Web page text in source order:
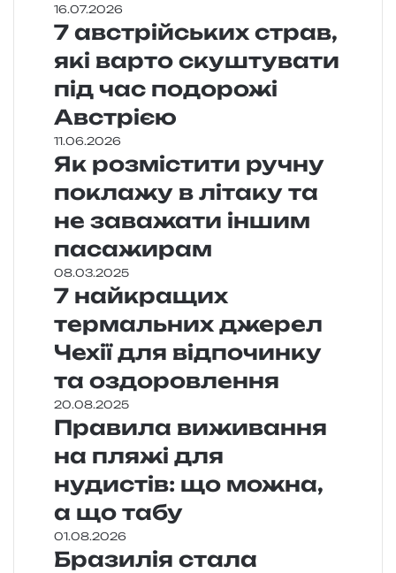
16.07.2026
7 австрійських страв,
які варто скуштувати
під час подорожі
Австрією
11.06.2026
Як розмістити ручну
поклажу в літаку та
не заважати іншим
пасажирам
08.03.2025
7 найкращих
термальних джерел
Чехії для відпочинку
та оздоровлення
20.08.2025
Правила виживання
на пляжі для
нудистів: що можна,
а що табу
01.08.2026
Бразилія стала